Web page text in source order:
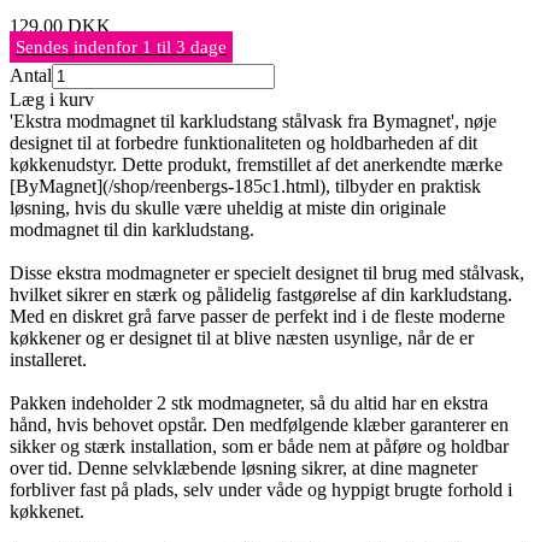
129,00 DKK
Sendes indenfor 1 til 3 dage
Antal
Læg i kurv
'Ekstra modmagnet til karkludstang stålvask fra Bymagnet', nøje
designet til at forbedre funktionaliteten og holdbarheden af dit
køkkenudstyr. Dette produkt, fremstillet af det anerkendte mærke
[ByMagnet](/shop/reenbergs-185c1.html), tilbyder en praktisk
løsning, hvis du skulle være uheldig at miste din originale
modmagnet til din karkludstang.
Disse ekstra modmagneter er specielt designet til brug med stålvask,
hvilket sikrer en stærk og pålidelig fastgørelse af din karkludstang.
Med en diskret grå farve passer de perfekt ind i de fleste moderne
køkkener og er designet til at blive næsten usynlige, når de er
installeret.
Pakken indeholder 2 stk modmagneter, så du altid har en ekstra
hånd, hvis behovet opstår. Den medfølgende klæber garanterer en
sikker og stærk installation, som er både nem at påføre og holdbar
over tid. Denne selvklæbende løsning sikrer, at dine magneter
forbliver fast på plads, selv under våde og hyppigt brugte forhold i
køkkenet.